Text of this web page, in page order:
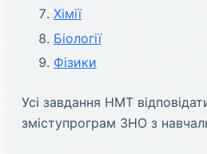
Хімії
Біології
Фізики
Усі завдання НМТ
зміступрограм ЗНО з